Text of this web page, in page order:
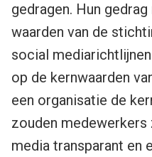
gedragen. Hun
waarden van de
social
op de kernwaarden
een organisatie de
zouden
media transparant en